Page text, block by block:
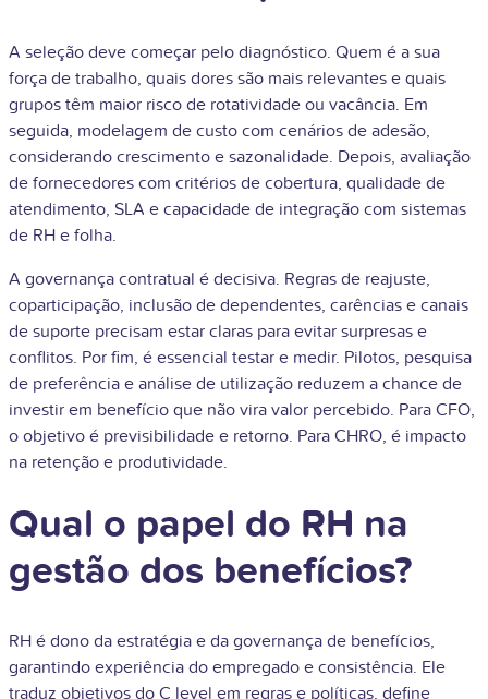
A seleção deve começar pelo diagnóstico. Quem é a sua
força de trabalho, quais dores são mais relevantes e quais
grupos têm maior risco de rotatividade ou vacância. Em
seguida, modelagem de custo com cenários de adesão,
considerando crescimento e sazonalidade. Depois, avaliação
de fornecedores com critérios de cobertura, qualidade de
atendimento, SLA e capacidade de integração com sistemas
de RH e folha.
A governança contratual é decisiva. Regras de reajuste,
coparticipação, inclusão de dependentes, carências e canais
de suporte precisam estar claras para evitar surpresas e
conflitos. Por fim, é essencial testar e medir. Pilotos, pesquisa
de preferência e análise de utilização reduzem a chance de
investir em benefício que não vira valor percebido. Para CFO,
o objetivo é previsibilidade e retorno. Para CHRO, é impacto
na retenção e produtividade.
Qual o papel do RH na
gestão dos benefícios?
RH é dono da estratégia e da governança de benefícios,
garantindo experiência do empregado e consistência. Ele
traduz objetivos do C level em regras e políticas, define